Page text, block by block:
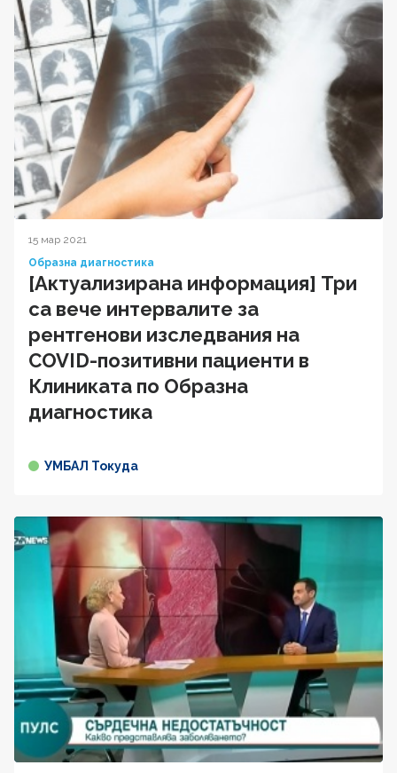
15 мар 2021
Образна диагностика
[Актуализирана информация] Три
са вече интервалите за
рентгенови изследвания на
COVID-позитивни пациенти в
Клиниката по Образна
диагностика
УМБАЛ Токуда